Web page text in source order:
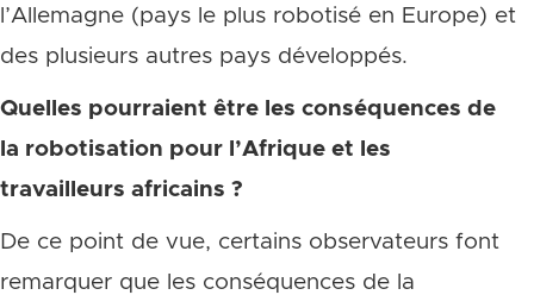
l’Allemagne (pays le plus robotisé en Europe) et
des plusieurs autres pays développés.
Quelles pourraient être les conséquences de
la robotisation pour l’Afrique et les
travailleurs africains ?
De ce point de vue, certains observateurs font
remarquer que les conséquences de la